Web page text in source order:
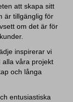
att skapa sitt
är tillgänglig för
om det är för
inspirerar vi
alla våra projekt
och långa
entusiastiska